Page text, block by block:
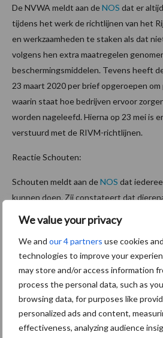
We value your privacy
We and our 4 partners use cookies
technologies to improve your
may store and/or access information
process the personal data, such as
browsing data, for purposes like
personalized ads and content,
effectiveness, analyzing audience
De NVWA meldt aan deNOS dat er
tijdens het werk de richtlijnen van het
en werkzaamheden te staken als dat
volgens hen extra maatregelen
beschermingsmiddelen. Tevens heeft
23 maart 2020 per brief opgeroepen
waarin staat hoe bedrijven ervoor
worden nageleefd. Hierna op 23 mei is
verstuurd met de RIVM-richtlijnen.
Reactie Schouten:
Schouten meldt aan deNOS dat
kunnen doen. Zij constateert dat
heeft de NVWA meerdere maatregelen
richtlijnen te kunnen waarborgen. Er ligt
verantwoordelijkheid bij bedrijven en
niet goed regelen zijn er
kan zijn het stilleggen van het
de sector hiervoor gewaarschuwd te
Bron:NOS